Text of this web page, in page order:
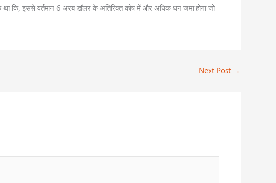
कि, इससे वर्तमान 6 अरब डॉलर के अतिरिक्त कोष में और अधिक धन जमा होगा जो
Next Post →